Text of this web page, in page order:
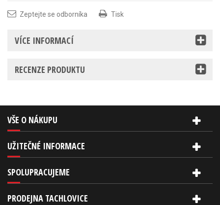
Zeptejte se odborníka Tisk
VÍCE INFORMACÍ
RECENZE PRODUKTU
VŠE O NÁKUPU
UŽITEČNÉ INFORMACE
SPOLUPRACUJEME
PRODEJNA TACHLOVICE